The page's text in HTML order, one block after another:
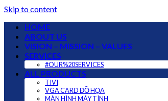
Skip to content
HOME
ABOUT US
VISION – MISSION – VALUES
SERVICES
#OUR%20SERVICES
ALL PRODUCTS
TIVI
VGA CARD ĐỒ HỌA
MÀN HÌNH MÁY TÍNH